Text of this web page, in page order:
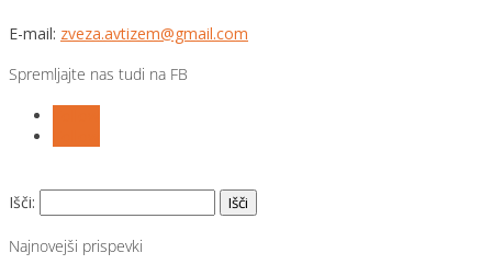
E-mail: zveza.avtizem@gmail.com
Spremljajte nas tudi na FB
Išči:
Najnovejši prispevki